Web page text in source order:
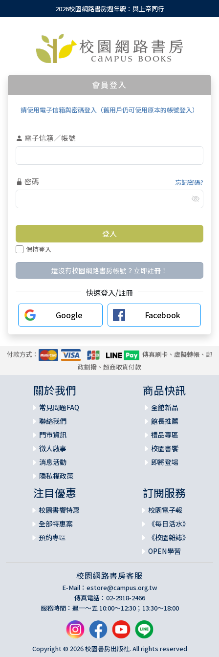
2026校園網路書房週年慶：與上帝同行
會員登入
請使用電子信箱與密碼登入（舊用戶仍可使用原本的帳號登入）
電子信箱／帳號
密碼 忘記密碼?
保持登入
還沒有校園網路書房帳號？立即註冊！
快速登入/註冊
Google Facebook
付款方式：
傳真刷卡、虛擬轉帳、郵
政劃撥、超商取貨付款
關於我們
常見問題FAQ
聯絡我們
門市資訊
徵人啟事
消息活動
隱私權政策
商品快訊
全館新品
館長推薦
禮品專區
校園書饗
即將登場
注目優惠
校園書饗特惠
全部特惠案
預約專區
訂閱服務
校園電子報
《每日活水》
《校園雜誌》
OPEN學習
校園網路書房客服
E-Mail： estore@campus.org.tw
傳真電話：02-2918-2466
服務時間：週一～五 10:00～12:30；13:30～18:00
Copyright © 2026 校園書房出版社. All rights reserved